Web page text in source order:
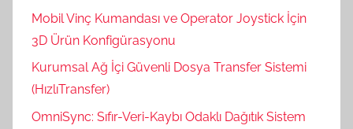
Mobil Vinç Kumandası ve Operator Joystick İçin
3D Ürün Konfigürasyonu
Kurumsal Ağ İçi Güvenli Dosya Transfer Sistemi
(HızlıTransfer)
OmniSync: Sıfır-Veri-Kaybı Odaklı Dağıtık Sistem